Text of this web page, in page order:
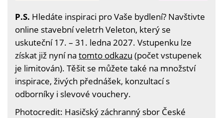
P.S. Hledáte inspiraci pro Vaše bydlení? Navštivte
online stavební veletrh Veleton, který se
uskuteční 17. – 31. ledna 2027. Vstupenku lze
získat již nyní na tomto odkazu (počet vstupenek
je limitován). Těšit se můžete také na množství
inspirace, živých přednášek, konzultací s
odborníky i slevové vouchery.
Photocredit: Hasičský záchranný sbor České